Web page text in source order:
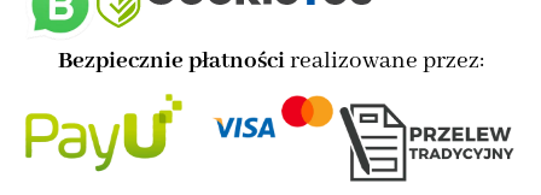
Bezpiecznie płatnościrealizowane przez: